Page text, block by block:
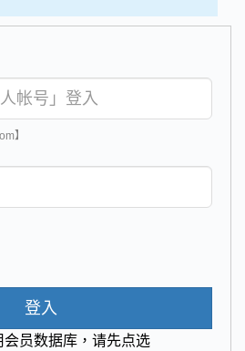
】
登入
员数据库，请先点选